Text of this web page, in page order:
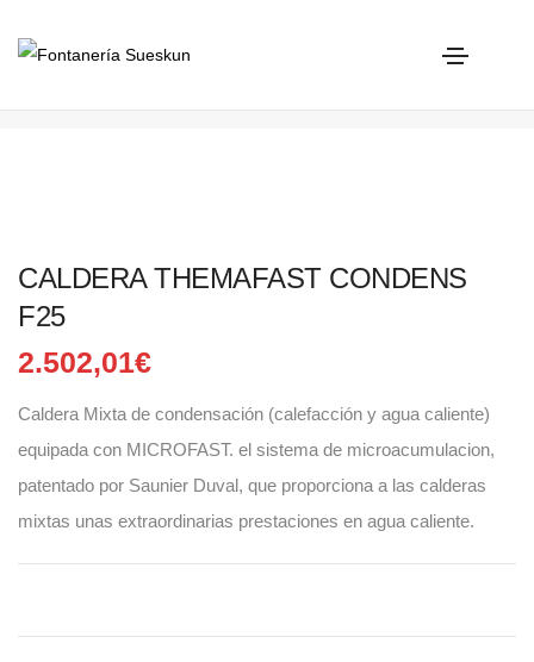
CALDERA THEMAFAST CONDENS F25
CALDERA THEMAFAST CONDENS
F25
2.502,01€
Caldera Mixta de condensación (calefacción y agua caliente)
equipada con MICROFAST. el sistema de microacumulacion,
patentado por Saunier Duval, que proporciona a las calderas
mixtas unas extraordinarias prestaciones en agua caliente.